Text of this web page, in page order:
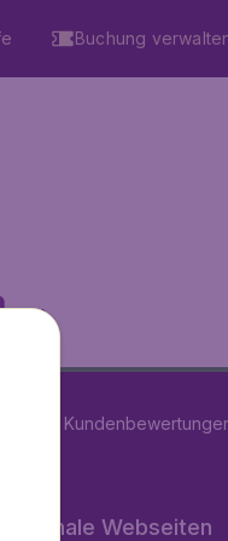
Buchung
...
Webseiten